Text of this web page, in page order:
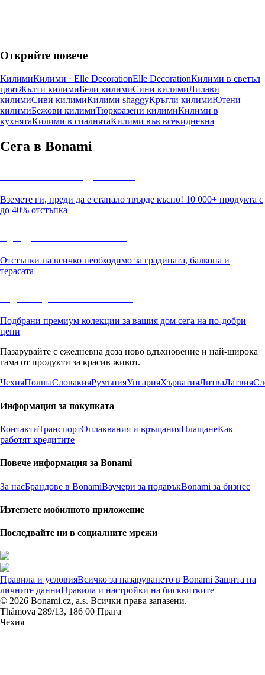
Открийте повече
КилимиКилими · Elle DecorationElle DecorationКилими в светъл
цвятЖълти килимиБели килимиСини килимиЛилави
килимиСиви килимиКилими shaggyКръгли килимиЮтени
килимиБежови килимиТюркоазени килимиКилими в
кухнятаКилими в спалнятаКилими във всекидневна
Сега в Bonami
Вземете ги, преди да е станало твърде късно! 10 000+ продукта с
до 40% отстъпка
Отстъпки на всичко необходимо за градината, балкона и
терасата
Подбрани премиум колекции за вашия дом сега на по-добри
цени
Пазарувайте с ежедневна доза ново вдъхновение и най-широка
гама от продукти за красив живот.
ЧехияПолшаСловакияРумънияУнгарияХърватияЛитваЛатвия
Информация за покупката
КонтактиТранспортОплаквания и връщанияПлащанеКак
работят кредитите
Повече информация за Bonami
За насБрандове в BonamiВаучери за подаръкBonami за бизнес
Изтеглете мобилното приложение
Последвайте ни в социалните мрежи
Правила и условияВсичко за пазаруването в Bonami Защита на
личните данниПравила и настройки на бисквитките
© 2026 Bonami.cz, a.s. Всички права запазени.
Thámova 289/13, 186 00 Прага
Чехия